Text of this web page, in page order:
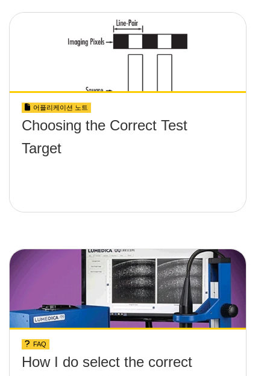
어플리케이션 노트
Choosing the Correct Test
Target
FAQ
How I do select the correct